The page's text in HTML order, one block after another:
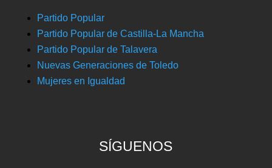
Partido Popular
Partido Popular de Castilla-La Mancha
Partido Popular de Talavera
Nuevas Generaciones de Toledo
Mujeres en Igualdad
SÍGUENOS